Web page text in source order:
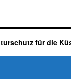
für die